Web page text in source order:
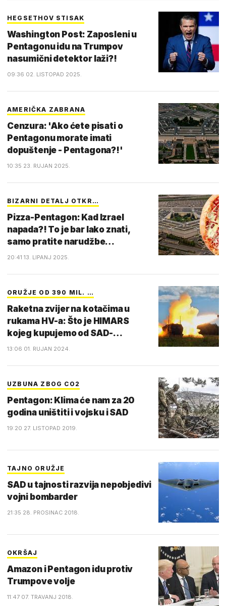
HEGSETHOV STISAK
Washington Post: Zaposleni u
Pentagonu idu na Trumpov
nasumični detektor laži?!
09:36 02. LISTOPAD 2025.
AMERIČKA ZABRANA
Cenzura: 'Ako ćete pisati o
Pentagonu morate imati
dopuštenje - Pentagona?!'
10:35 23. RUJAN 2025.
BIZARNI DETALJ OTKR…
Pizza-Pentagon: Kad Izrael
napada?! To je bar lako znati,
samo pratite narudžbe…
20:41 13. LIPANJ 2025.
ORUŽJE OD 390 MIL. …
Raketna zvijer na kotačima u
rukama HV-a: Što je HIMARS
kojeg kupujemo od SAD-…
13:06 01. RUJAN 2024.
UZBUNA ZBOG CO2
Pentagon: Klima će nam za 20
godina uništiti i vojsku i SAD
19:20 27. LISTOPAD 2019.
TAJNO ORUŽJE
SAD u tajnosti razvija nepobjedivi
vojni bombarder
21:35 28. PROSINAC 2018.
OKRŠAJ
Amazon i Pentagon idu protiv
Trumpove volje
11:47 07. TRAVANJ 2018.